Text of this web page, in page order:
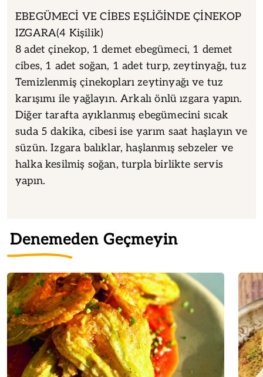
EBEGÜMECİ VE CİBES EŞLİĞİNDE ÇİNEKOP
IZGARA(4 Kişilik)
8 adet çinekop, 1 demet ebegümeci, 1 demet
cibes, 1 adet soğan, 1 adet turp, zeytinyağı, tuz
Temizlenmiş çinekopları zeytinyağı ve tuz
karışımı ile yağlayın. Arkalı önlü ızgara yapın.
Diğer tarafta ayıklanmış ebegümecini sıcak
suda 5 dakika, cibesi ise yarım saat haşlayın ve
süzün. Izgara balıklar, haşlanmış sebzeler ve
halka kesilmiş soğan, turpla birlikte servis
yapın.
Denemeden Geçmeyin